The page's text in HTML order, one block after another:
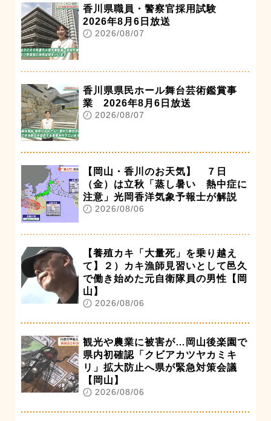
香川県職員・警察官採用試験
2026年8月6日放送
2026/08/07
香川県県民ホール舞台芸術鑑賞事
業 2026年8月6日放送
2026/08/07
【岡山・香川のお天気】 ７日
（金）は立秋「蒸し暑い 熱中症に
注意」光岡香洋気象予報士が解説
2026/08/06
【養殖カキ「大量死」を乗り越え
て】２）カキ漁師見習いとして邑久
で働き始めた元自衛隊員の男性【岡
山】
2026/08/06
観光や農業に被害が…岡山後楽園で
県内初確認「クビアカツヤカミキ
リ」拡大防止へ県が緊急対策会議
【岡山】
2026/08/06